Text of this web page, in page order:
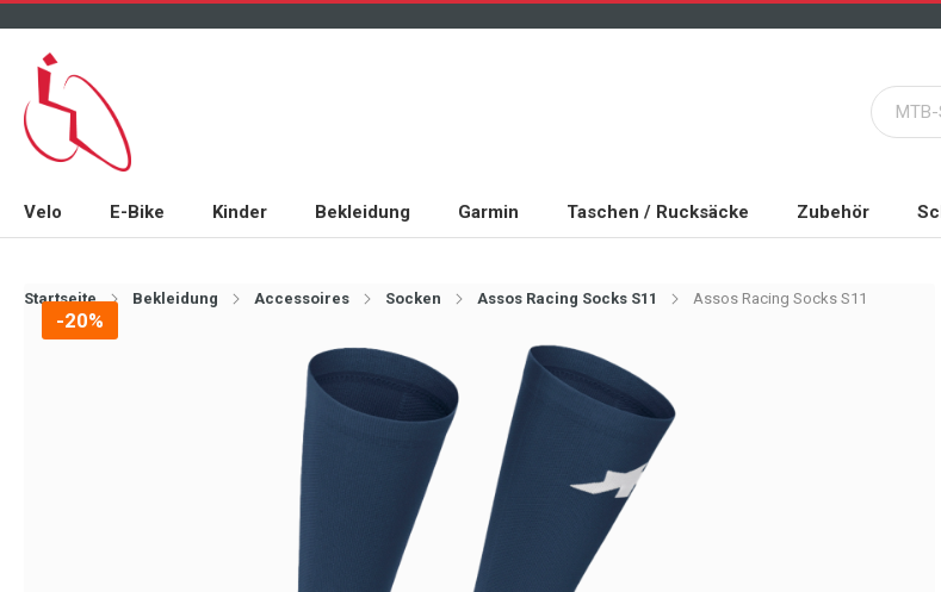
Velo E-Bike Kinder Bekleidung Garmin Taschen / Rucksäcke Zubehör
Startseite Bekleidung Accessoires Socken Assos Racing Socks S11 Assos Racing Socks S11
-20%